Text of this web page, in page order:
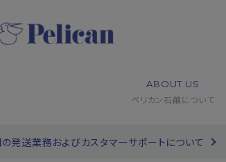
ABOUT US
ペリカン石鹸について
の発送業務およびカスタマーサポートについて